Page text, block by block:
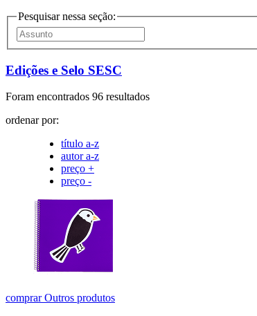
Pesquisar nessa seção:
Edições e Selo SESC
Foram encontrados 96 resultados
ordenar por:
título a-z
autor a-z
preço +
preço -
comprarOutros produtos